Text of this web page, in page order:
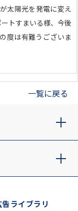
太陽光を発電に変え
トすまいる様、今後
度は有難うございま
一覧に戻る
告ライブラリ